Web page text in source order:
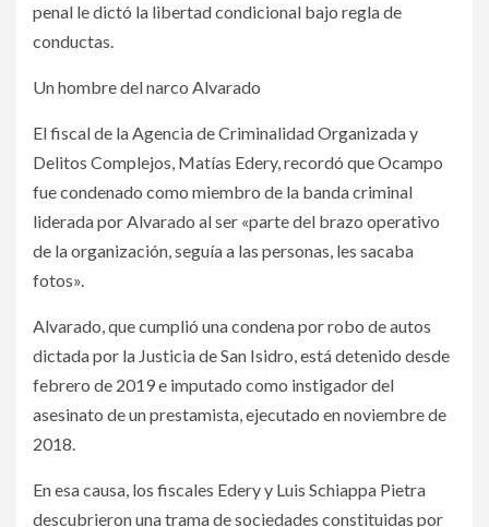
penal le dictó la libertad condicional bajo regla de
conductas.
Un hombre del narco Alvarado
El fiscal de la Agencia de Criminalidad Organizada y
Delitos Complejos, Matías Edery, recordó que Ocampo
fue condenado como miembro de la banda criminal
liderada por Alvarado al ser «parte del brazo operativo
de la organización, seguía a las personas, les sacaba
fotos».
Alvarado, que cumplió una condena por robo de autos
dictada por la Justicia de San Isidro, está detenido desde
febrero de 2019 e imputado como instigador del
asesinato de un prestamista, ejecutado en noviembre de
2018.
En esa causa, los fiscales Edery y Luis Schiappa Pietra
descubrieron una trama de sociedades constituidas por